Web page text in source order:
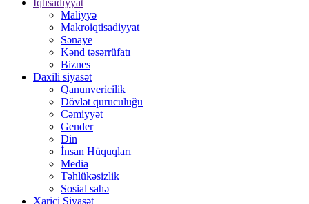
İqtisadiyyat
Maliyyə
Makroiqtisadiyyat
Sənaye
Kənd təsərrüfatı
Biznes
Daxili siyasət
Qanunvericilik
Dövlət quruculuğu
Cəmiyyət
Gender
Din
İnsan Hüquqları
Media
Təhlükəsizlik
Sosial sahə
Xarici Siyasət